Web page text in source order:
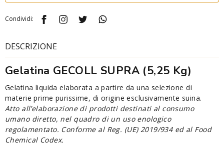
Condividi:
DESCRIZIONE
Gelatina GECOLL SUPRA (5,25 Kg)
Gelatina liquida elaborata a partire da una selezione di
materie prime purissime, di origine esclusivamente suina.
Atto all’elaborazione di prodotti destinati al consumo
umano diretto, nel quadro di un uso enologico
regolamentato. Conforme al Reg. (UE) 2019/934 ed al Food
Chemical Codex.